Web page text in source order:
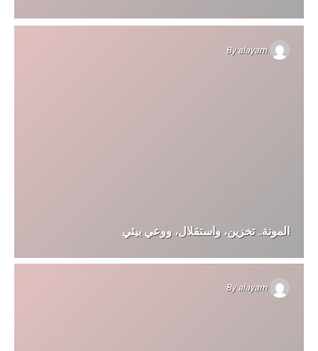
Byalayam
المونة.. تخزين، واستقلال، ووعي بيئي
Byalayam